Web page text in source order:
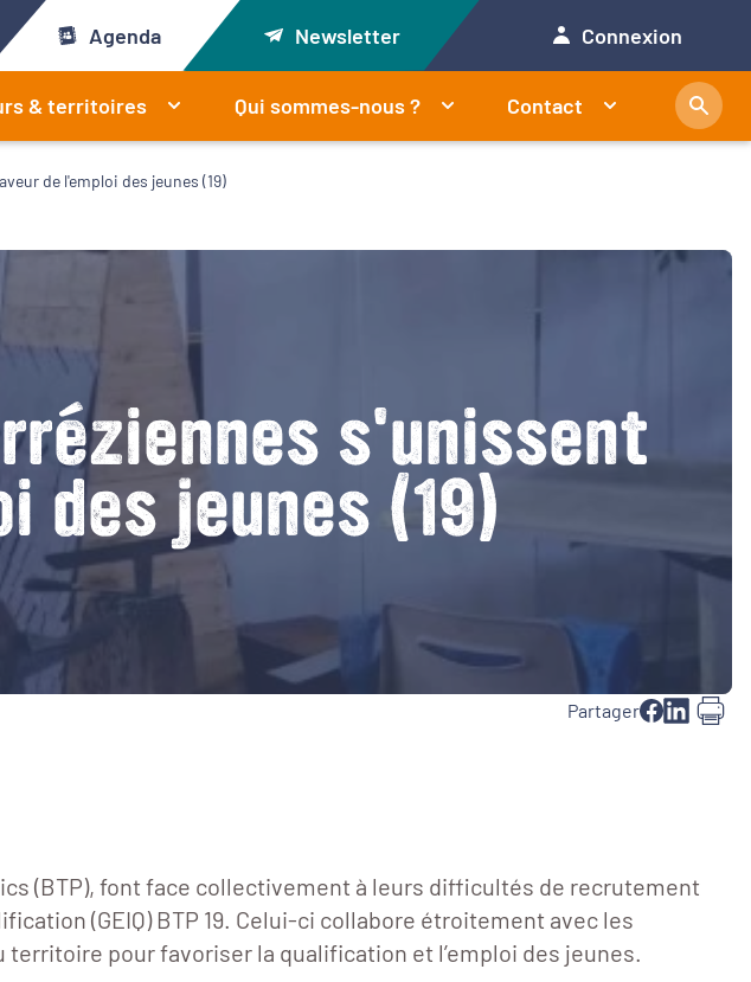
Agenda Newsletter Connexion
& territoires Qui sommes-nous ? Contact
de l'emploi des jeunes (19)
s'unissent
des jeunes (19)
Partager
(BTP), font face collectivement à leurs difficultés de recrutement
(GEIQ) BTP 19. Celui-ci collabore étroitement avec les
pour favoriser la qualification et l’emploi des jeunes.